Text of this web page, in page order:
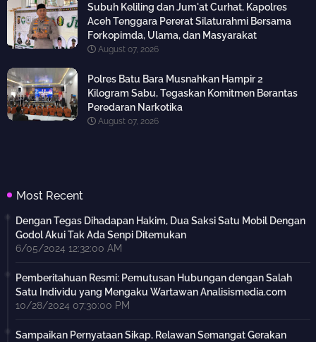
Subuh Keliling dan Jum'at Curhat, Kapolres
Aceh Tenggara Pererat Silaturahmi Bersama
Forkopimda, Ulama, dan Masyarakat
August 07, 2026
Polres Batu Bara Musnahkan Hampir 2
Kilogram Sabu, Tegaskan Komitmen Berantas
Peredaran Narkotika
August 07, 2026
Most Recent
Dengan Tegas Dihadapan Hakim, Dua Saksi Satu Mobil Dengan
Godol Akui Tak Ada Senpi Ditemukan
6/05/2024 12:32:00 AM
Pemberitahuan Resmi: Pemutusan Hubungan dengan Salah
Satu Individu yang Mengaku Wartawan Analisismedia.com
10/28/2024 07:30:00 PM
Sampaikan Pernyataan Sikap, Relawan Semangat Gerakan